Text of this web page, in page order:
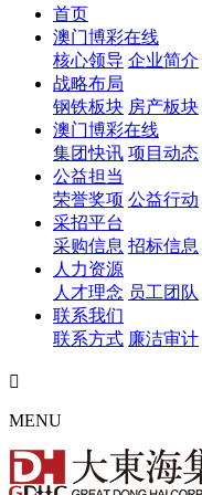
首页
澳门博彩在线
核心领导 企业简介
战略布局
钢铁板块 房产板块
澳门博彩在线
集团快讯 项目动态
公益担当
荣誉奖项 公益行动
采招平台
采购信息 招标信息
人力资源
人才理念 员工团队
联系我们
联系方式 廉洁审计

MENU